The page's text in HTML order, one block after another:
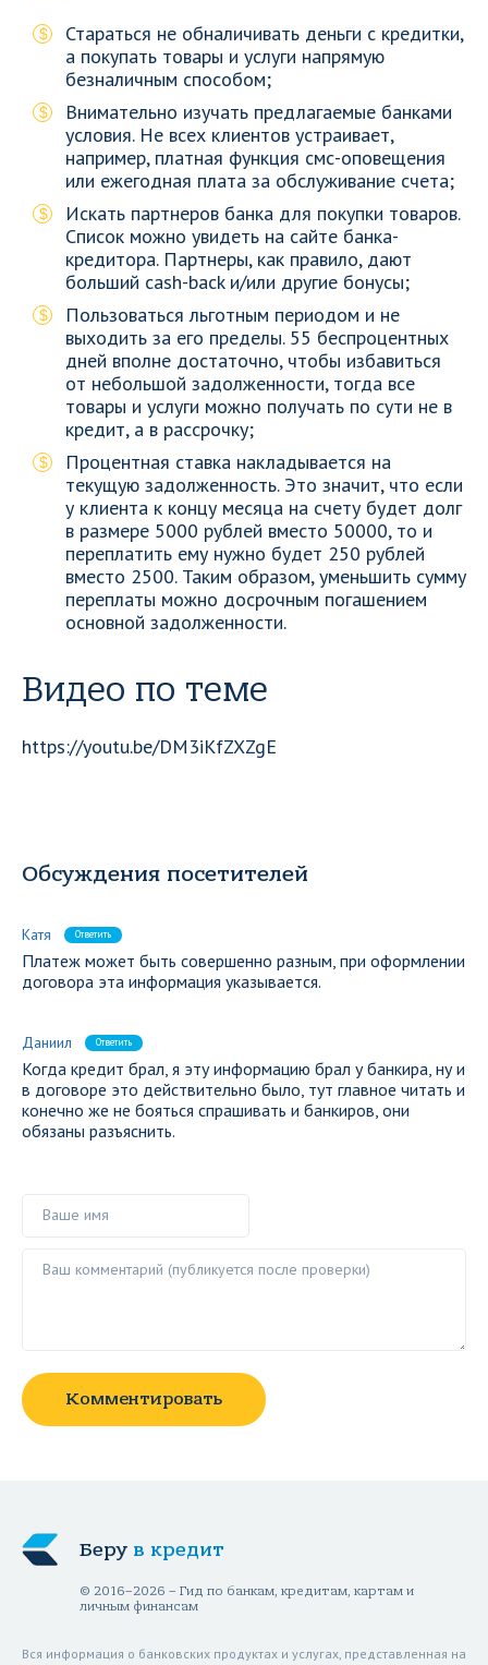
Стараться не обналичивать деньги с кредитки,
а покупать товары и услуги напрямую
безналичным способом;
Внимательно изучать предлагаемые банками
условия. Не всех клиентов устраивает,
например, платная функция смс-оповещения
или ежегодная плата за обслуживание счета;
Искать партнеров банка для покупки товаров.
Список можно увидеть на сайте банка-
кредитора. Партнеры, как правило, дают
больший cash-back и/или другие бонусы;
Пользоваться льготным периодом и не
выходить за его пределы. 55 беспроцентных
дней вполне достаточно, чтобы избавиться
от небольшой задолженности, тогда все
товары и услуги можно получать по сути не в
кредит, а в рассрочку;
Процентная ставка накладывается на
текущую задолженность. Это значит, что если
у клиента к концу месяца на счету будет долг
в размере 5000 рублей вместо 50000, то и
переплатить ему нужно будет 250 рублей
вместо 2500. Таким образом, уменьшить сумму
переплаты можно досрочным погашением
основной задолженности.
Видео по теме
https://youtu.be/DM3iKfZXZgE
Обсуждения посетителей
Катя Ответить
Платеж может быть совершенно разным, при оформлении
договора эта информация указывается.
Даниил Ответить
Когда кредит брал, я эту информацию брал у банкира, ну и
в договоре это действительно было, тут главное читать и
конечно же не бояться спрашивать и банкиров, они
обязаны разъяснить.
Комментировать
Беру в кредит
© 2016–2026 – Гид по банкам, кредитам, картам и
личным финансам
Вся информация о банковских продуктах и услугах, представленная на